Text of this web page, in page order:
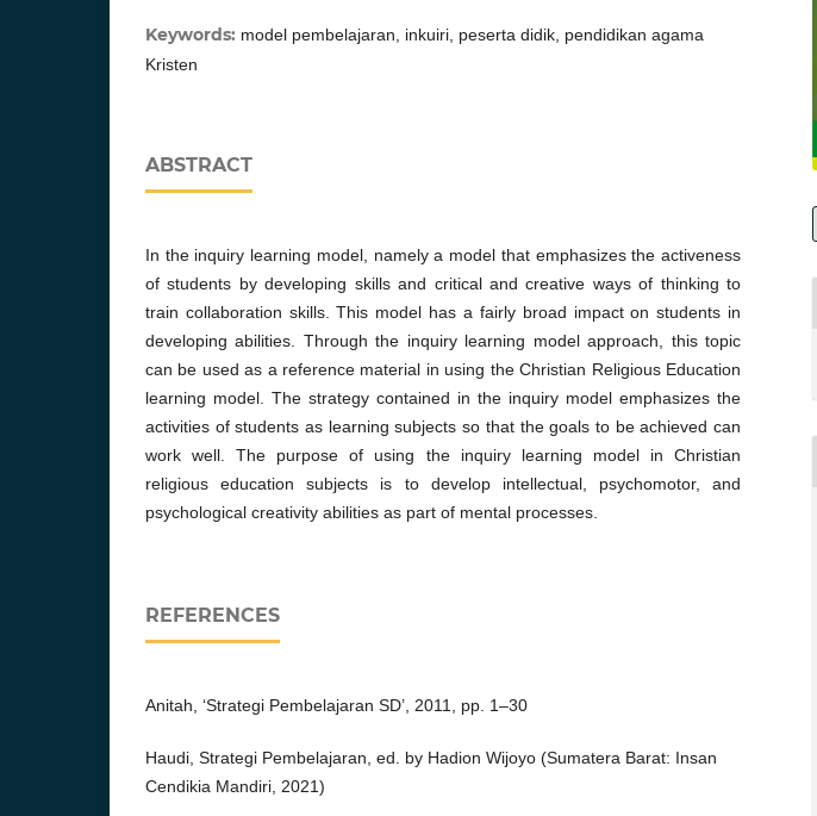
Keywords: model pembelajaran, inkuiri, peserta didik, pendidikan agama
Kristen
ABSTRACT
In the inquiry learning model, namely a model that emphasizes the activeness
of students by developing skills and critical and creative ways of thinking to
train collaboration skills. This model has a fairly broad impact on students in
developing abilities. Through the inquiry learning model approach, this topic
can be used as a reference material in using the Christian Religious Education
learning model. The strategy contained in the inquiry model emphasizes the
activities of students as learning subjects so that the goals to be achieved can
work well. The purpose of using the inquiry learning model in Christian
religious education subjects is to develop intellectual, psychomotor, and
psychological creativity abilities as part of mental processes.
REFERENCES
Anitah, ‘Strategi Pembelajaran SD’, 2011, pp. 1–30
Haudi, Strategi Pembelajaran, ed. by Hadion Wijoyo (Sumatera Barat: Insan
Cendikia Mandiri, 2021)